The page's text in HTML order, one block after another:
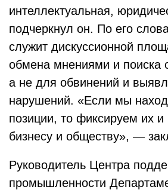
интеллектуальная,
подчеркнул он. По его
служит дискуссионной
обмена мнениями и поиска
а не для обвинений и
нарушений. «Если мы
позиции, то фиксируем их и
бизнесу и обществу», —
Руководитель Центра
промышленности